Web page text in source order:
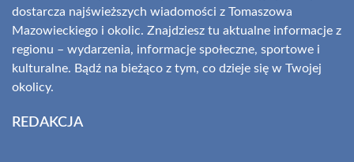
dostarcza najświeższych wiadomości z Tomaszowa
Mazowieckiego i okolic. Znajdziesz tu aktualne informacje z
regionu – wydarzenia, informacje społeczne, sportowe i
kulturalne. Bądź na bieżąco z tym, co dzieje się w Twojej
okolicy.
REDAKCJA